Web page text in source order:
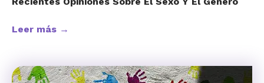
Leer más →